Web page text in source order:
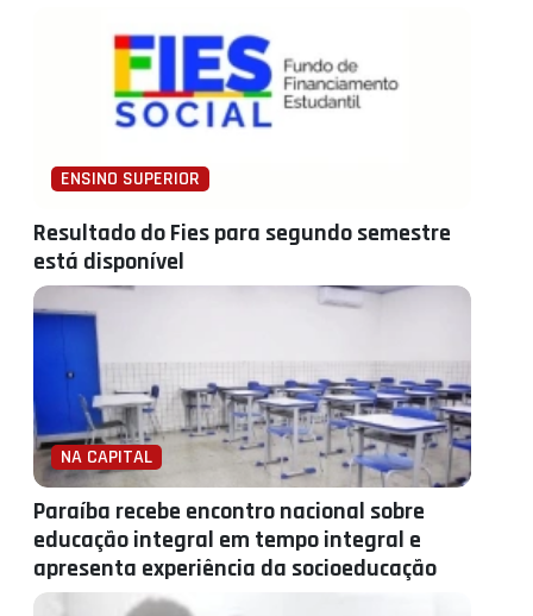
ENSINO SUPERIOR
Resultado do Fies para segundo semestre
está disponível
NA CAPITAL
Paraíba recebe encontro nacional sobre
educação integral em tempo integral e
apresenta experiência da socioeducação